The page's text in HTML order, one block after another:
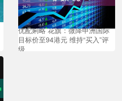
优配痢略 花旗：微降申洲国际
目标价至94港元 维持“买入”评
级